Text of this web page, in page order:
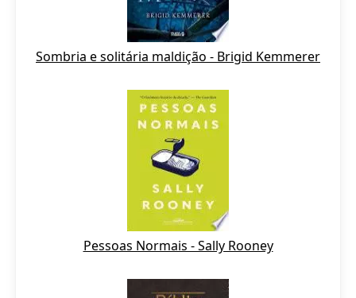
Sombria e solitária maldição - Brigid Kemmerer
Pessoas Normais - Sally Rooney